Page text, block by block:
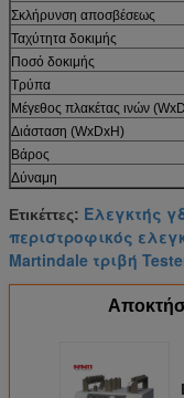
Σκλήρυνση αποσβέσεως
Ταχύτητα δοκιμής
Ποσό δοκιμής
Τρύπα
Μέγεθος πλακέτας ινών
Διάσταση (WxDxH)
Βάρος
Δύναμη
Ετικέττες: Ελεγκτής
περιστροφικός
Martindale τριβή